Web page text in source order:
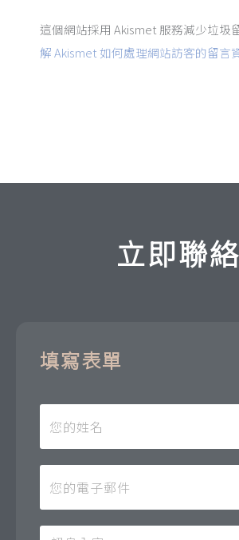
這個網站採用 Akismet 服務減少垃圾
解 Akismet 如何處理網站訪客的留言
立即聯絡
填寫表單